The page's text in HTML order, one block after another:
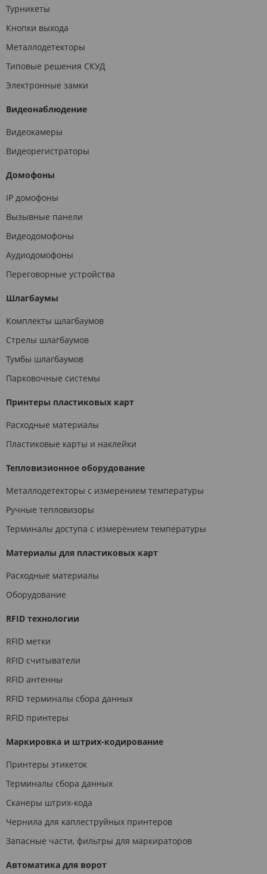
Турникеты
Кнопки выхода
Металлодетекторы
Типовые решения СКУД
Электронные замки
Видеонаблюдение
Видеокамеры
Видеорегистраторы
Домофоны
IP домофоны
Вызывные панели
Видеодомофоны
Аудиодомофоны
Переговорные устройства
Шлагбаумы
Комплекты шлагбаумов
Стрелы шлагбаумов
Тумбы шлагбаумов
Парковочные системы
Принтеры пластиковых карт
Расходные материалы
Пластиковые карты и наклейки
Тепловизионное оборудование
Металлодетекторы с измерением температуры
Ручные тепловизоры
Терминалы доступа с измерением температуры
Материалы для пластиковых карт
Расходные материалы
Оборудование
RFID технологии
RFID метки
RFID считыватели
RFID антенны
RFID терминалы сбора данных
RFID принтеры
Маркировка и штрих-кодирование
Принтеры этикеток
Терминалы сбора данных
Сканеры штрих-кода
Чернила для каплеструйных принтеров
Запасные части, фильтры для маркираторов
Автоматика для ворот